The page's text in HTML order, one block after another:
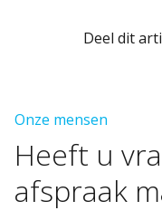
Deel dit
Onze mensen
Heeft u
afspraak